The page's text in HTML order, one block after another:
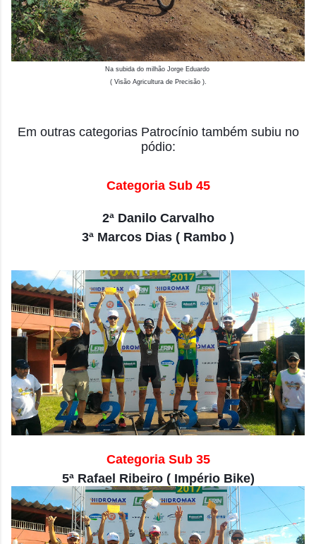
Na subida do milhão Jorge Eduardo
( Visão Agricultura de Precisão ).
Em outras categorias Patrocínio também subiu no
pódio:
Categoria Sub 45
2ª Danilo Carvalho
3ª Marcos Dias ( Rambo )
Categoria Sub 35
5ª Rafael Ribeiro ( Império Bike)